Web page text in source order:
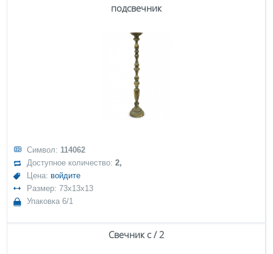
подсвечник
Символ: 114062
Доступное количество:2,
Цена: войдите
Размер: 73x13x13
Упаковка 6/1
Свечник с / 2